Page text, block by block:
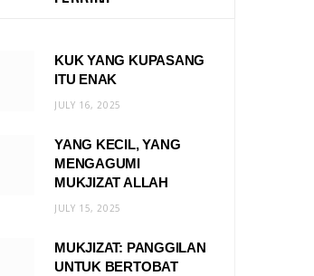
KUK YANG KUPASANG
ITU ENAK
JULY 16, 2025
YANG KECIL, YANG
MENGAGUMI
MUKJIZAT ALLAH
JULY 15, 2025
MUKJIZAT: PANGGILAN
UNTUK BERTOBAT